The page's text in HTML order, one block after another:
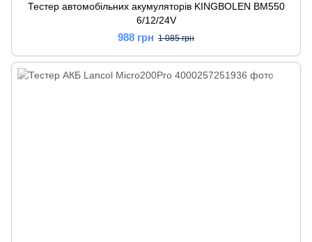
Тестер автомобільних акумуляторів KINGBOLEN BM550
6/12/24V
988 грн 1 085 грн